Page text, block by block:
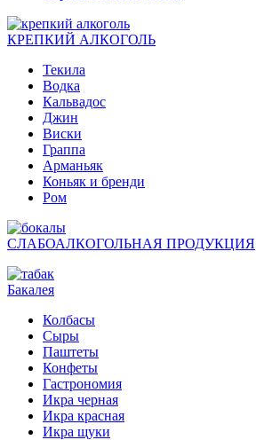
КРЕПКИЙ АЛКОГОЛЬ
Текила
Водка
Кальвадос
Джин
Виски
Граппа
Арманьяк
Коньяк и бренди
Ром
СЛАБОАЛКОГОЛЬНАЯ ПРОДУКЦИЯ
Бакалея
Колбасы
Сыры
Паштеты
Конфеты
Гастрономия
Икра черная
Икра красная
Икра щуки